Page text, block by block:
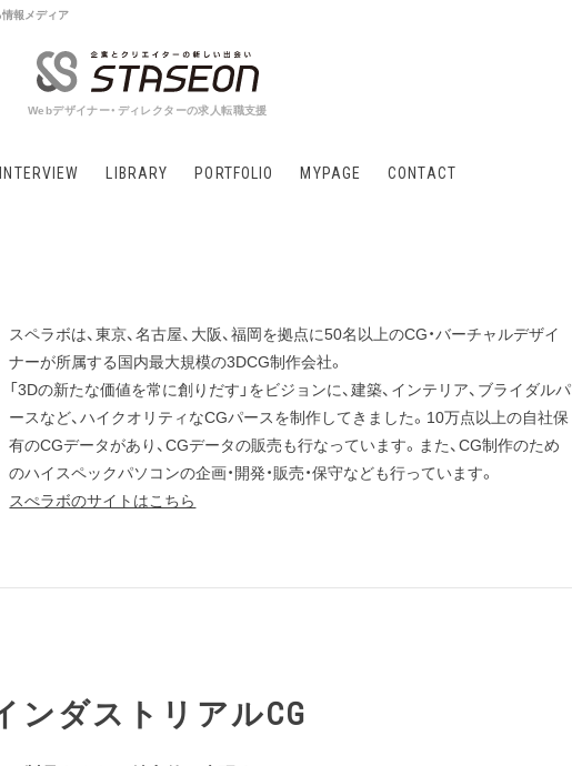
情報メディア
Webデザイナー・ディレクターの求人転職支援
INTERVIEW LIBRARY PORTFOLIO MYPAGE CONTACT
スペラボは、東京、名古屋、大阪、福岡を拠点に50名以上のCG・バーチャルデザイ
ナーが所属する国内最大規模の3DCG制作会社。
「3Dの新たな価値を常に創りだす」をビジョンに、建築、インテリア、ブライダルパ
ースなど、ハイクオリティなCGパースを制作してきました。10万点以上の自社保
有のCGデータがあり、CGデータの販売も行なっています。また、CG制作のため
のハイスペックパソコンの企画・開発・販売・保守なども行っています。
スぺラボのサイトはこちら
ンダストリアルCG